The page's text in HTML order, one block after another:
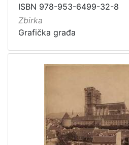
ISBN 978-953-6499-32-8
Zbirka
Grafička građa